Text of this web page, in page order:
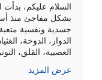
السلام عليكم،
بشكل مفاجئ منذ
جسدية ونفسية
الدوار، الدوخة،
العصبية، القلق،
السلام عليكم ورحمة
عرض المزيد